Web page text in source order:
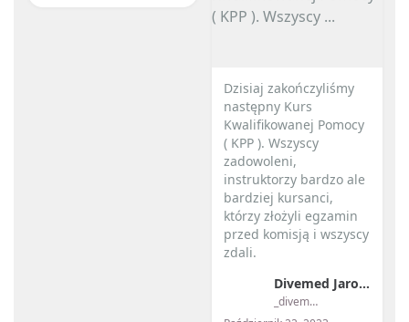
Dzisiaj zakończyliśmy
następny Kurs
Kwalifikowanej Pomocy
( KPP ). Wszyscy
zadowoleni,
instruktorzy bardzo ale
bardziej kursanci,
którzy złożyli egzamin
przed komisją i wszyscy
zdali.
Divemed Jarosław Przybylski
_divemed_